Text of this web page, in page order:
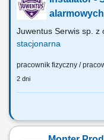
Juwentus Serwis sp. z
stacjonarna
pracownik fizyczny /
2 dni
Zadania przed Tobą: